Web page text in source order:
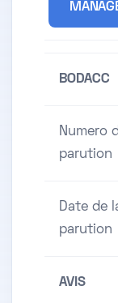
BODACC
Numero
parution
Date de
parution
AVIS